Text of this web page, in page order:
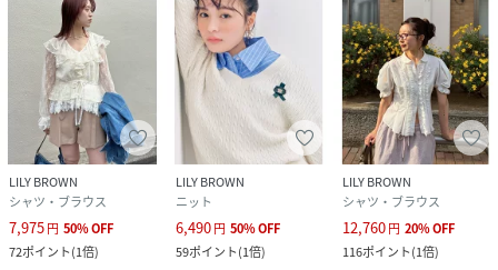
LILY BROWN
シャツ・ブラウス
7,975円 50%OFF
72ポイント(1倍)
LILY BROWN
ニット
6,490円 50%OFF
59ポイント(1倍)
LILY BROWN
シャツ・ブラウス
12,760円 20%OFF
116ポイント(1倍)